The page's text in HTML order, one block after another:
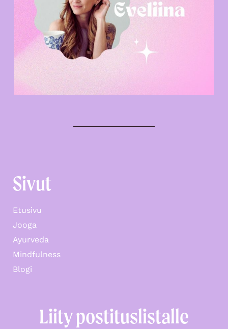
Sivut
Etusivu
Jooga
Ayurveda
Mindfulness
Blogi
Liity postituslistalle